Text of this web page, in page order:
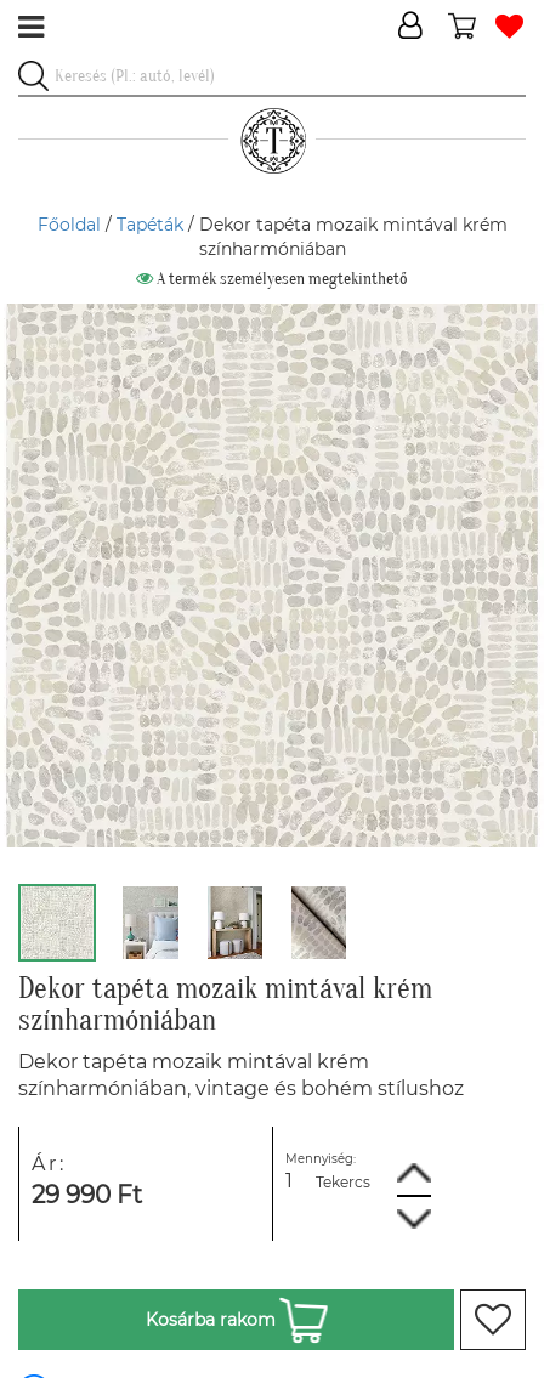
Főoldal / Tapéták/ Dekor tapéta mozaik mintával krém
színharmóniában
A termék személyesen megtekinthető
Dekor tapéta mozaik mintával krém
színharmóniában
Dekor tapéta mozaik mintával krém
színharmóniában, vintage és bohém stílushoz
Ár:
29 990 Ft
Mennyiség:
Tekercs
Kosárba rakom